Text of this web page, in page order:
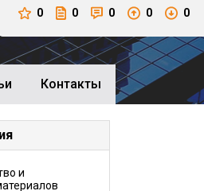
0 0 0 0 0
Контакты
и